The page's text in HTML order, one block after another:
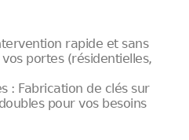
rapide et sans
portes (résidentielles,
: Fabrication de clés sur
pour vos besoins